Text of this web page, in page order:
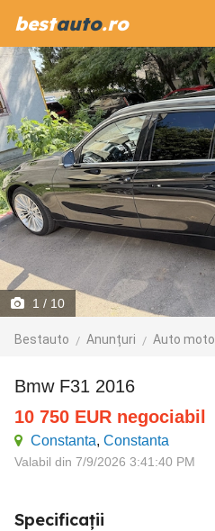
bestauto.ro
1 / 10
Bestauto Anunțuri Auto moto
Bmw F31 2016
10 750 EUR negociabil
Constanta, Constanta
Valabil din 7/9/2026 3:41:40 PM
Specificații